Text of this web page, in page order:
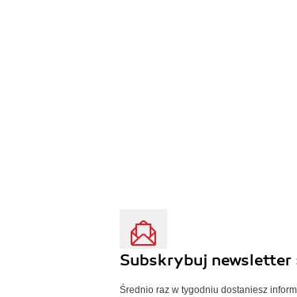
Subskrybuj newsletter
Średnio raz w tygodniu dostaniesz